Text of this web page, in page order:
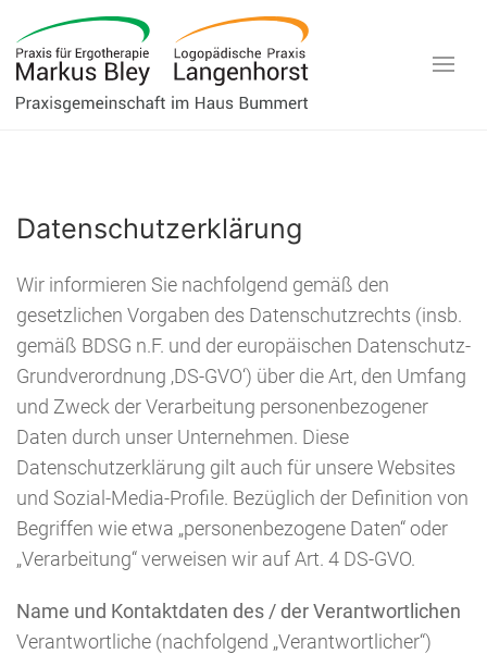
Datenschutzerklärung
Wir informieren Sie nachfolgend gemäß den
gesetzlichen Vorgaben des Datenschutzrechts (insb.
gemäß BDSG n.F. und der europäischen Datenschutz-
Grundverordnung ‚DS-GVO‘) über die Art, den Umfang
und Zweck der Verarbeitung personenbezogener
Daten durch unser Unternehmen. Diese
Datenschutzerklärung gilt auch für unsere Websites
und Sozial-Media-Profile. Bezüglich der Definition von
Begriffen wie etwa „personenbezogene Daten“ oder
„Verarbeitung“ verweisen wir auf Art. 4 DS-GVO.
Name und Kontaktdaten des / der Verantwortlichen
Verantwortliche (nachfolgend „Verantwortlicher“)